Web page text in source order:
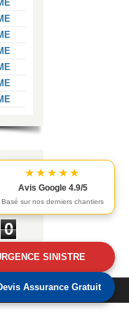
★★★★★
Avis Google 4.9/5
Basé sur nos derniers chantiers
SINISTRE
Assurance Gratuit
0